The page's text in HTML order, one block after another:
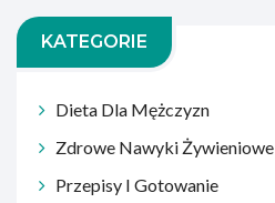
KATEGORIE
Dieta Dla Mężczyzn
Zdrowe Nawyki Żywieniowe
Przepisy I Gotowanie